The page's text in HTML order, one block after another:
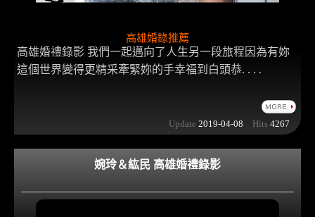
高雄婚錄推薦
高雄婚禮錄影 我們一起邁向了人生另一段旅程因為有妳
這個世界變得更精采牽緊妳的手幸福到白頭恭. . . .
Update 2019-04-08 Hits 4267
婉玲＆紘民 高雄婚禮錄影